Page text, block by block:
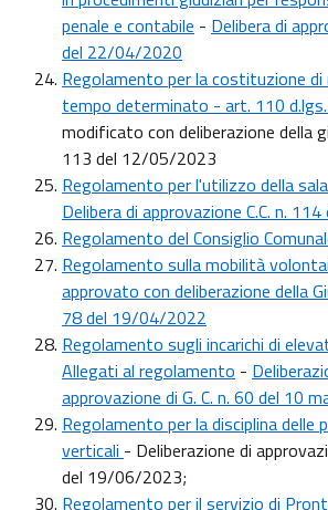
penale e contabile - Delibera di
del 22/04/2020
Regolamento per la costituzione
tempo determinato - art. 110
modificato con deliberazione della
113 del 12/05/2023
Regolamento per l'utilizzo della
Delibera di approvazione C.C. n.
Regolamento del Consiglio
Regolamento sulla mobilità
approvato con deliberazione della
78 del 19/04/2022
Regolamento sugli incarichi di
Allegati al regolamento -
approvazione di G. C. n. 60 del 10
Regolamento per la disciplina delle
verticali - Deliberazione di
del 19/06/2023;
Regolamento per il servizio di